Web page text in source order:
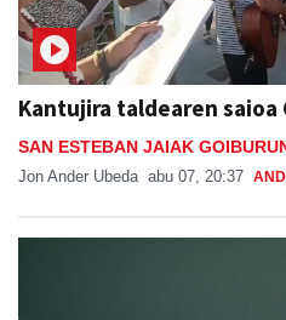
Kantujira taldearen
SAN ESTEBAN JAIAK
Jon Ander Ubeda abu 07, 20:37